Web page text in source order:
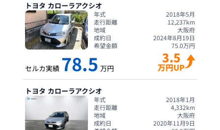
トヨタ カローラアクシオ
年式
2018年5月
走行距離
12,237km
地域
大阪府
成約日
2024年8月19日
希望金額
75.0万円
セルカ実績 78.5 万円
3.5
万円UP
トヨタ カローラアクシオ
年式
2018年1月
走行距離
4,332km
地域
大阪府
成約日
2020年11月9日